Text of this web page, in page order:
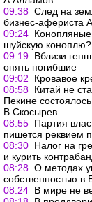
09:38 След на
бизнес-афериста
09:24 Конопляные
шуйскую
09:19 Вблизи
опять погибшие
09:02
Кровавое
08:58 Китай не
Пекине
В.Скосырев
08:55 Партия
пишется реквием
08:30 Налог на
и курить
08:28 О методах
собственностью в
08:24 В мире не